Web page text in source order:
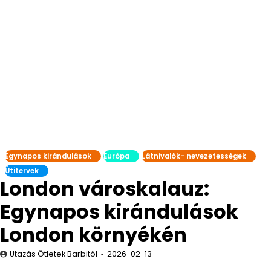
Egynapos kirándulások Európa
Látnivalók- nevezetességek
Útitervek
London városkalauz:
Egynapos kirándulások
London környékén
Utazás Ötletek Barbitól 2026-02-13